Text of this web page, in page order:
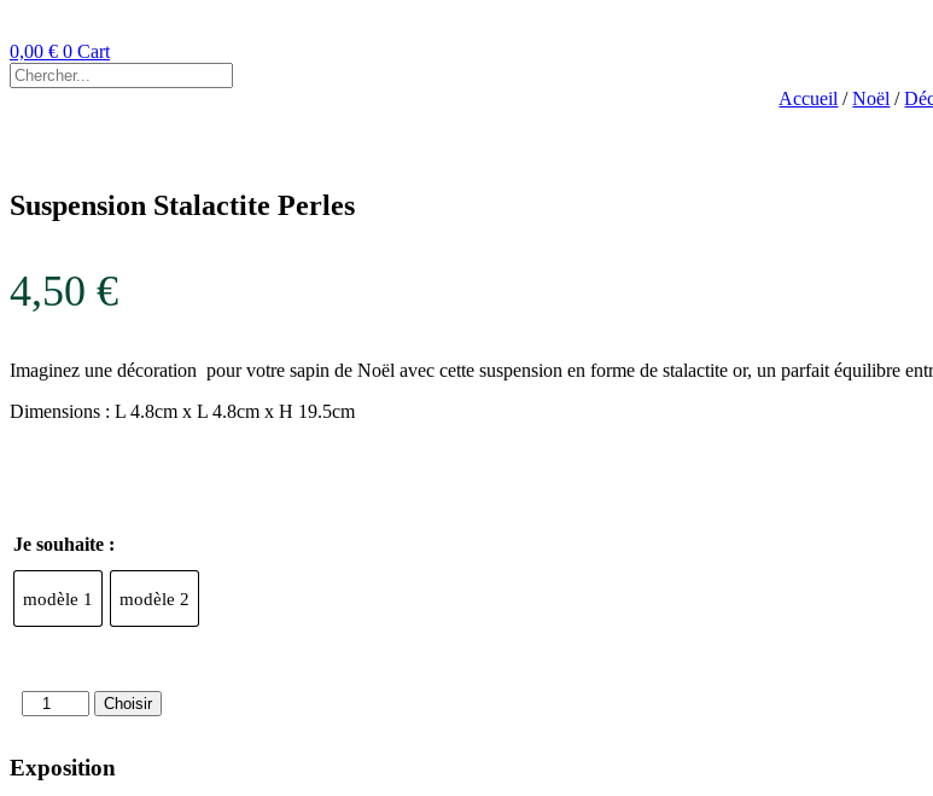
0,00 € 0 Cart
Accueil /Noël /
Suspension Stalactite Perles
4,50 €
Imaginez une décoration pour votre sapin de Noël avec cette suspension en forme de stalactite or, un parfait équilibre
Dimensions : L 4.8cm x L 4.8cm x H 19.5cm
Je souhaite :
modèle 1 modèle 2
quantité
de
Stalactite
Perles
Choisir
Exposition